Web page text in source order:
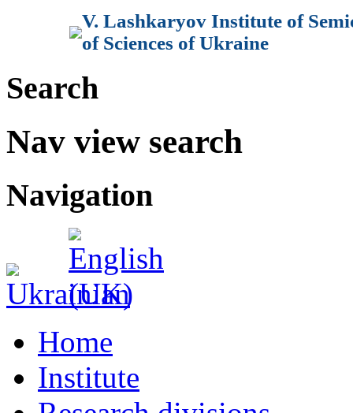
V. Lashkaryov Institute of
of Sciences of Ukraine
Search
Nav view search
Navigation
Home
Institute